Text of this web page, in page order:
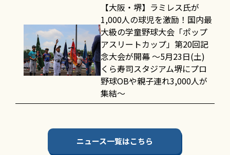
【大阪・堺】ラミレス氏が
1,000人の球児を激励！国内最
大級の学童野球大会「ポップ
アスリートカップ」第20回記
念大会が開幕 〜5月23日(土)
くら寿司スタジアム堺にプロ
野球OBや親子連れ3,000人が
集結〜
ニュース一覧はこちら